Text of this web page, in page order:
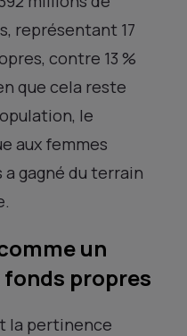
représentant 17
contre 13 %
que cela reste
le
aux femmes
gagné du terrain
un
propres
la pertinence